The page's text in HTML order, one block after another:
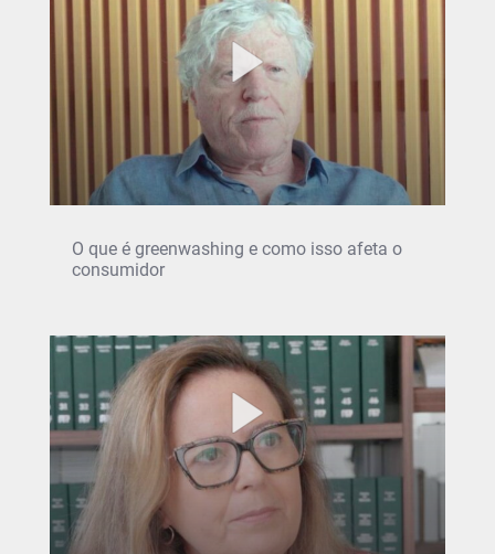
O que é greenwashing e como isso afeta o
consumidor